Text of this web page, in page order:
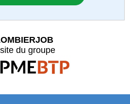
du groupe